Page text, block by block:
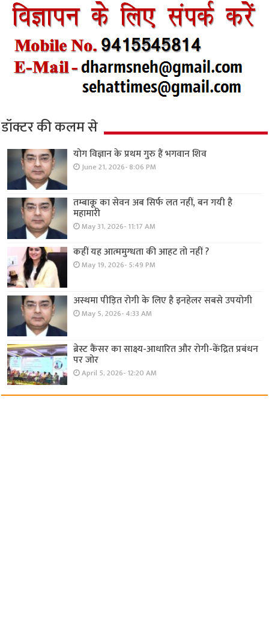
डॉक्टर की कलम से
योग विज्ञान के प्रथम गुरु हैं भगवान शिव
June 21, 2026- 8:06 PM
तम्बाकू का सेवन अब सिर्फ लत नहीं, बन गयी है
महामारी
May 31, 2026- 11:17 AM
कहीं यह आत्ममुग्धता की आहट तो नहीं ?
May 19, 2026- 5:49 PM
अस्थमा पीड़ित रोगी के लिए है इनहेलर सबसे उपयोगी
May 5, 2026- 4:33 AM
ब्रेस्ट कैंसर का साक्ष्य-आधारित और रोगी-केंद्रित प्रबंधन
पर जोर
April 5, 2026- 12:20 AM